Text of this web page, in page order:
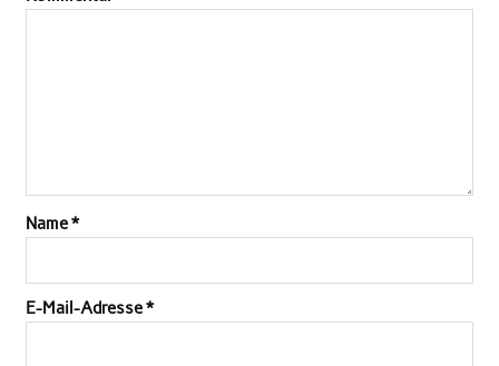
Name*
E-Mail-Adresse*